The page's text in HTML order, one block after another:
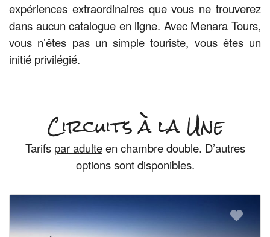
expériences extraordinaires que vous ne trouverez
dans aucun catalogue en ligne. Avec Menara Tours,
vous n’êtes pas un simple touriste, vous êtes un
initié privilégié.
Circuits à la Une
Tarifs par adulteen chambre double. D’autres
options sont disponibles.